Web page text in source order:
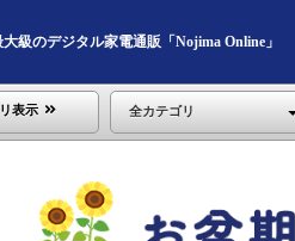
大級のデジタル家電通販「Nojima Online」
表示 全カテゴリ